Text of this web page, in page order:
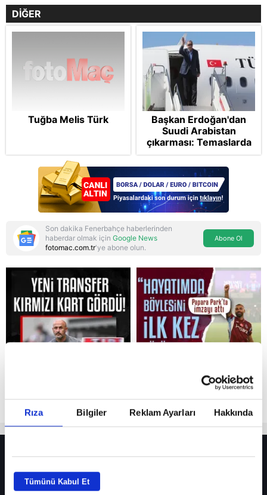
Rıza Bilgiler Reklam Ayarları Hakkında
Tümünü Kabul Et
Reddet
DİĞER
Tuğba Melis Türk
Başkan Erdoğan'dan
Suudi Arabistan
çıkarması: Temaslarda
bulunacak
Son dakika Fenerbahçe haberlerinden
haberdar olmak için Google News
fotomac.com.tr'ye abone olun.
Abone Ol
Fenerbahçe’de sürpriz ayrılık ihtimali! Devre arasında gelmişti